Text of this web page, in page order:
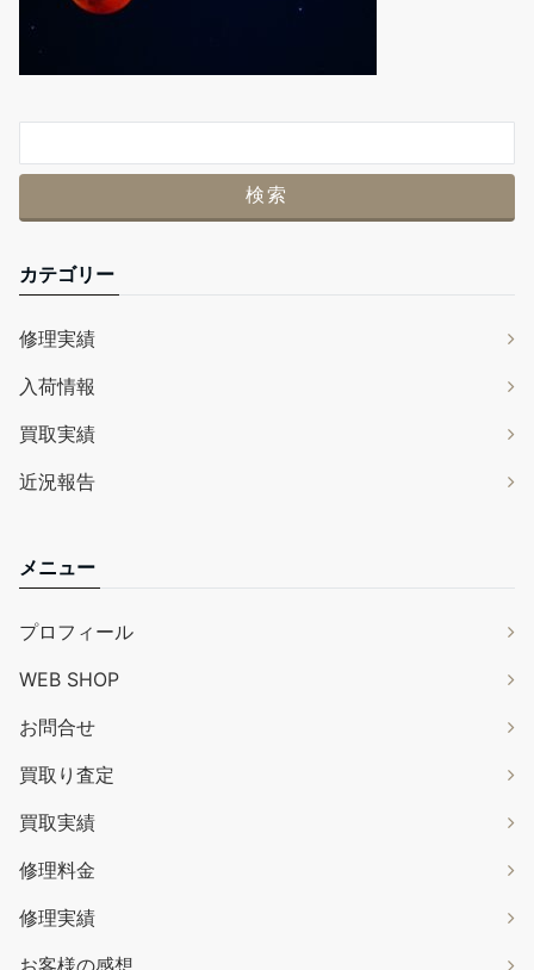
カテゴリー
修理実績
入荷情報
買取実績
近況報告
メニュー
プロフィール
WEB SHOP
お問合せ
買取り査定
買取実績
修理料金
修理実績